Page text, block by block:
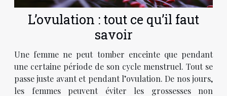
L’ovulation : tout ce qu’il faut
savoir
Une femme ne peut tomber enceinte que pendant
une certaine période de son cycle menstruel. Tout se
passe juste avant et pendant l’ovulation. De nos jours,
les femmes peuvent éviter les grossesses non